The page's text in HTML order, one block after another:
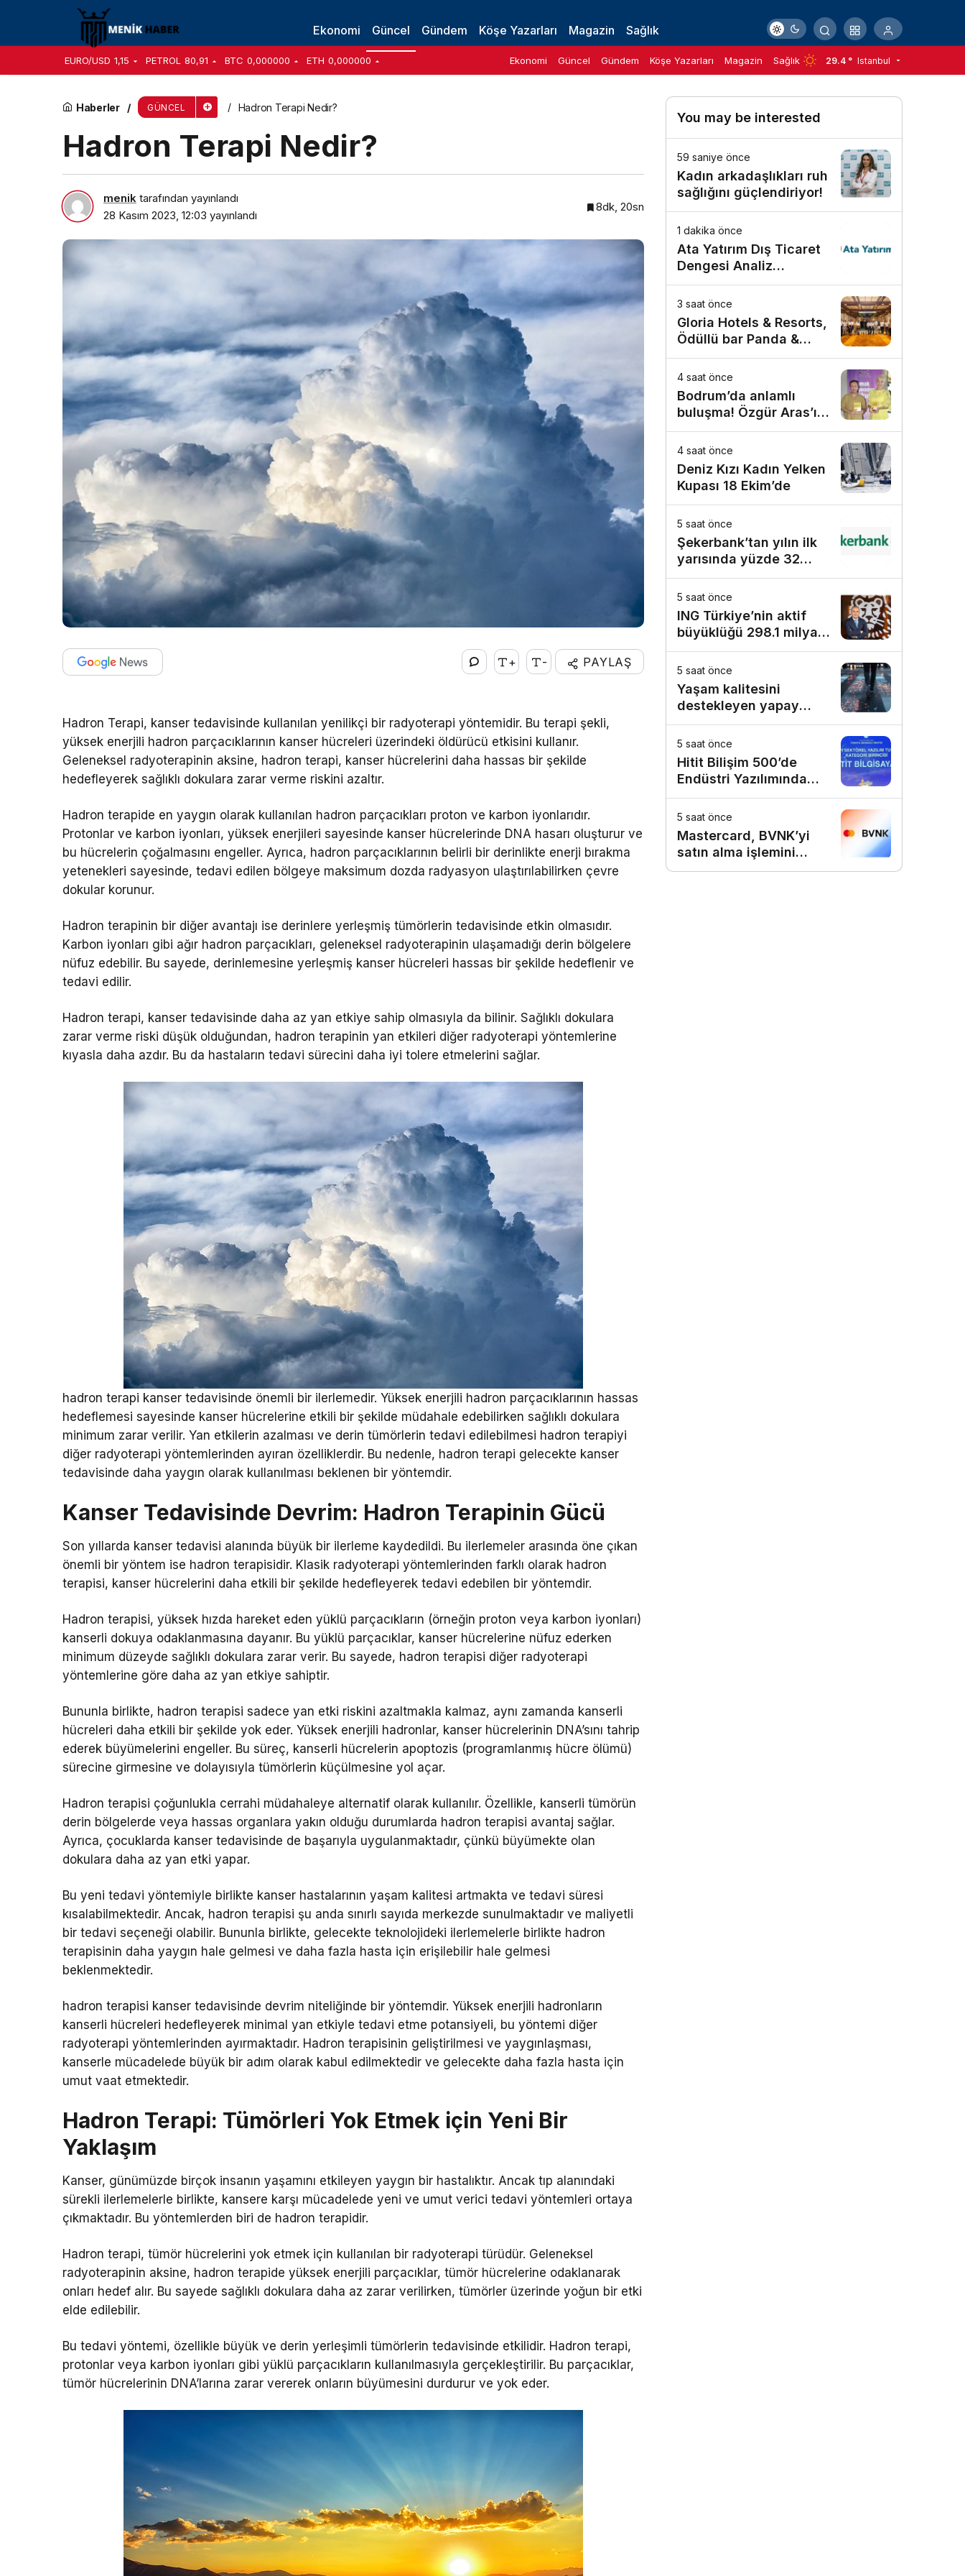
Ekonomi Güncel Gündem Köşe Yazarları Magazin Sağlık
EURO/USD 1,15 PETROL 80,91 BTC 0,000000 ETH 0,000000 Ekonomi Güncel Gündem Köşe Yazarları Magazin Sağlık 29.4 ° Istanbul
Haberler GÜNCEL Hadron Terapi Nedir?
Hadron Terapi Nedir?
menik tarafından yayınlandı
28 Kasım 2023, 12:03 yayınlandı
8dk, 20sn
+ - PAYLAŞ
Hadron Terapi, kanser tedavisinde kullanılan yenilikçi bir radyoterapi yöntemidir. Bu terapi şekli,
yüksek enerjili hadron parçacıklarının kanser hücreleri üzerindeki öldürücü etkisini kullanır.
Geleneksel radyoterapinin aksine, hadron terapi, kanser hücrelerini daha hassas bir şekilde
hedefleyerek sağlıklı dokulara zarar verme riskini azaltır.
Hadron terapide en yaygın olarak kullanılan hadron parçacıkları proton ve karbon iyonlarıdır.
Protonlar ve karbon iyonları, yüksek enerjileri sayesinde kanser hücrelerinde DNA hasarı oluşturur ve
bu hücrelerin çoğalmasını engeller. Ayrıca, hadron parçacıklarının belirli bir derinlikte enerji bırakma
yetenekleri sayesinde, tedavi edilen bölgeye maksimum dozda radyasyon ulaştırılabilirken çevre
dokular korunur.
Hadron terapinin bir diğer avantajı ise derinlere yerleşmiş tümörlerin tedavisinde etkin olmasıdır.
Karbon iyonları gibi ağır hadron parçacıkları, geleneksel radyoterapinin ulaşamadığı derin bölgelere
nüfuz edebilir. Bu sayede, derinlemesine yerleşmiş kanser hücreleri hassas bir şekilde hedeflenir ve
tedavi edilir.
Hadron terapi, kanser tedavisinde daha az yan etkiye sahip olmasıyla da bilinir. Sağlıklı dokulara
zarar verme riski düşük olduğundan, hadron terapinin yan etkileri diğer radyoterapi yöntemlerine
kıyasla daha azdır. Bu da hastaların tedavi sürecini daha iyi tolere etmelerini sağlar.
hadron terapi kanser tedavisinde önemli bir ilerlemedir. Yüksek enerjili hadron parçacıklarının hassas
hedeflemesi sayesinde kanser hücrelerine etkili bir şekilde müdahale edebilirken sağlıklı dokulara
minimum zarar verilir. Yan etkilerin azalması ve derin tümörlerin tedavi edilebilmesi hadron terapiyi
diğer radyoterapi yöntemlerinden ayıran özelliklerdir. Bu nedenle, hadron terapi gelecekte kanser
tedavisinde daha yaygın olarak kullanılması beklenen bir yöntemdir.
Kanser Tedavisinde Devrim: Hadron Terapinin Gücü
Son yıllarda kanser tedavisi alanında büyük bir ilerleme kaydedildi. Bu ilerlemeler arasında öne çıkan
önemli bir yöntem ise hadron terapisidir. Klasik radyoterapi yöntemlerinden farklı olarak hadron
terapisi, kanser hücrelerini daha etkili bir şekilde hedefleyerek tedavi edebilen bir yöntemdir.
Hadron terapisi, yüksek hızda hareket eden yüklü parçacıkların (örneğin proton veya karbon iyonları)
kanserli dokuya odaklanmasına dayanır. Bu yüklü parçacıklar, kanser hücrelerine nüfuz ederken
minimum düzeyde sağlıklı dokulara zarar verir. Bu sayede, hadron terapisi diğer radyoterapi
yöntemlerine göre daha az yan etkiye sahiptir.
Bununla birlikte, hadron terapisi sadece yan etki riskini azaltmakla kalmaz, aynı zamanda kanserli
hücreleri daha etkili bir şekilde yok eder. Yüksek enerjili hadronlar, kanser hücrelerinin DNA’sını tahrip
ederek büyümelerini engeller. Bu süreç, kanserli hücrelerin apoptozis (programlanmış hücre ölümü)
sürecine girmesine ve dolayısıyla tümörlerin küçülmesine yol açar.
Hadron terapisi çoğunlukla cerrahi müdahaleye alternatif olarak kullanılır. Özellikle, kanserli tümörün
derin bölgelerde veya hassas organlara yakın olduğu durumlarda hadron terapisi avantaj sağlar.
Ayrıca, çocuklarda kanser tedavisinde de başarıyla uygulanmaktadır, çünkü büyümekte olan
dokulara daha az yan etki yapar.
Bu yeni tedavi yöntemiyle birlikte kanser hastalarının yaşam kalitesi artmakta ve tedavi süresi
kısalabilmektedir. Ancak, hadron terapisi şu anda sınırlı sayıda merkezde sunulmaktadır ve maliyetli
bir tedavi seçeneği olabilir. Bununla birlikte, gelecekte teknolojideki ilerlemelerle birlikte hadron
terapisinin daha yaygın hale gelmesi ve daha fazla hasta için erişilebilir hale gelmesi
beklenmektedir.
hadron terapisi kanser tedavisinde devrim niteliğinde bir yöntemdir. Yüksek enerjili hadronların
kanserli hücreleri hedefleyerek minimal yan etkiyle tedavi etme potansiyeli, bu yöntemi diğer
radyoterapi yöntemlerinden ayırmaktadır. Hadron terapisinin geliştirilmesi ve yaygınlaşması,
kanserle mücadelede büyük bir adım olarak kabul edilmektedir ve gelecekte daha fazla hasta için
umut vaat etmektedir.
Hadron Terapi: Tümörleri Yok Etmek için Yeni Bir
Yaklaşım
Kanser, günümüzde birçok insanın yaşamını etkileyen yaygın bir hastalıktır. Ancak tıp alanındaki
sürekli ilerlemelerle birlikte, kansere karşı mücadelede yeni ve umut verici tedavi yöntemleri ortaya
çıkmaktadır. Bu yöntemlerden biri de hadron terapidir.
Hadron terapi, tümör hücrelerini yok etmek için kullanılan bir radyoterapi türüdür. Geleneksel
radyoterapinin aksine, hadron terapide yüksek enerjili parçacıklar, tümör hücrelerine odaklanarak
onları hedef alır. Bu sayede sağlıklı dokulara daha az zarar verilirken, tümörler üzerinde yoğun bir etki
elde edilebilir.
Bu tedavi yöntemi, özellikle büyük ve derin yerleşimli tümörlerin tedavisinde etkilidir. Hadron terapi,
protonlar veya karbon iyonları gibi yüklü parçacıkların kullanılmasıyla gerçekleştirilir. Bu parçacıklar,
tümör hücrelerinin DNA’larına zarar vererek onların büyümesini durdurur ve yok eder.
Hadron Terapi Nedir?
You may be interested
59 saniye önce
Kadın arkadaşlıkları ruh
sağlığını güçlendiriyor!
1 dakika önce
Ata Yatırım Dış Ticaret
Dengesi Analiz
Raporunu Yayımladı
3 saat önce
Gloria Hotels & Resorts,
Ödüllü bar Panda &
Sons ile unutulmaz bir
Miksoloji Gecesine İmza
Attı
4 saat önce
Bodrum’da anlamlı
buluşma! Özgür Aras’ın
çok konuşulan kitabı
yeni baskısını Titanic
Luxury Collection
Bodrum’da kutladı
4 saat önce
Deniz Kızı Kadın Yelken
Kupası 18 Ekim’de
5 saat önce
Şekerbank’tan yılın ilk
yarısında yüzde 32
büyüme
5 saat önce
ING Türkiye’nin aktif
büyüklüğü 298.1 milyar
TL’ye ulaştı
5 saat önce
Yaşam kalitesini
destekleyen yapay
zekâ hizmetleri akıllı
kentler için finansman
ve altyapı kadar önemli
5 saat önce
Hitit Bilişim 500’de
Endüstri Yazılımında
Birinci Sırada
5 saat önce
Mastercard, BVNK’yi
satın alma işlemini
tamamladı